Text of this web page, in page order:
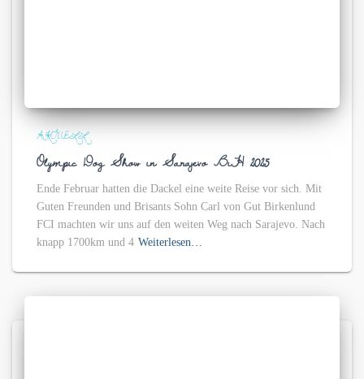
AKTUELL
Olympic Dog Show in Sarajevo BiH 2025
Ende Februar hatten die Dackel eine weite Reise vor sich. Mit
Guten Freunden und Brisants Sohn Carl von Gut Birkenlund
FCI machten wir uns auf den weiten Weg nach Sarajevo. Nach
knapp 1700km und 4 Weiterlesen…